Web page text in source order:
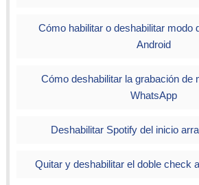
Cómo habilitar o deshabilitar modo
Android
Cómo deshabilitar la grabación de
WhatsApp
Deshabilitar Spotify del inicio
Quitar y deshabilitar el doble check